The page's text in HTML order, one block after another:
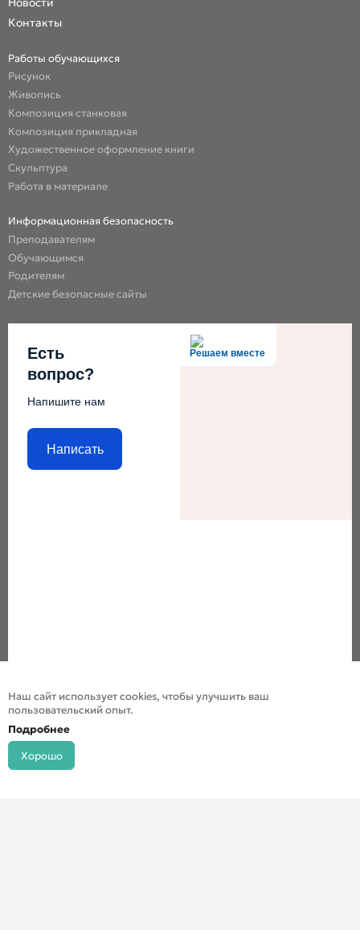
Контакты
Работы обучающихся
Рисунок
Живопись
Композиция станковая
Композиция прикладная
Художественное оформление книги
Скульптура
Работа в материале
Информационная безопасность
Преподавателям
Обучающимся
Родителям
Детские безопасные сайты
Решаем вместе
Есть
вопрос?
Напишите нам
Написать
Наш сайт использует cookies, чтобы улучшить ваш
пользовательский опыт.
Подробнее
Хорошо